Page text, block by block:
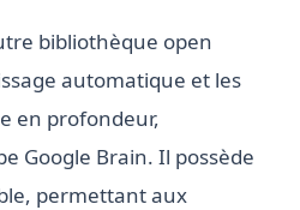
bibliothèque open
automatique et les
en profondeur,
Google Brain. Il possède
permettant aux